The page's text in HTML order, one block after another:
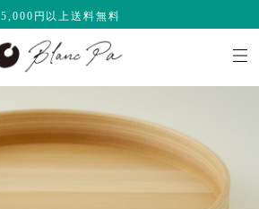
5,000円以上送料無料